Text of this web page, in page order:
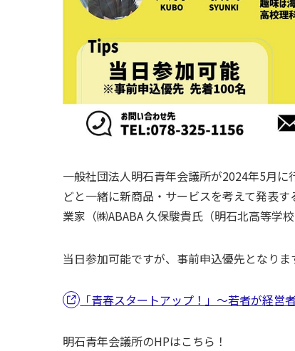
一般社団法人明石青年会議所が2024年5月
どと一緒に新商品・サービスを考えて発表
業家（㈱ABABA 久保駿貴氏（明石北高等学
当日参加可能ですが、事前申込優先となり
「青春スタートアップ！」～若者が経
明石青年会議所のHPはこちら！